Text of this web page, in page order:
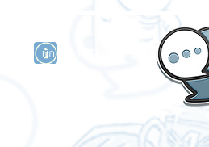
นักแสดงศิลปิน